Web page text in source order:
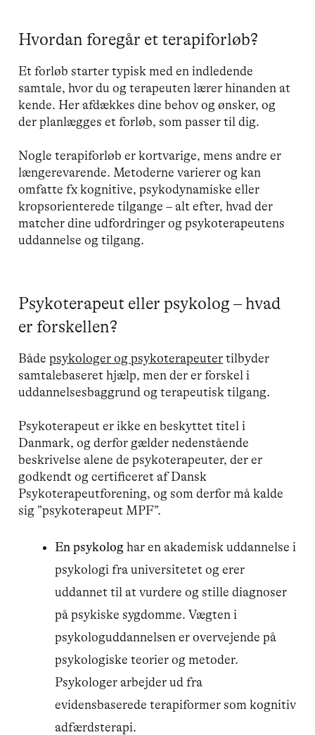
Hvordan foregår et terapiforløb?
Et forløb starter typisk med en indledende
samtale, hvor du og terapeuten lærer hinanden at
kende. Her afdækkes dine behov og ønsker, og
der planlægges et forløb, som passer til dig.
Nogle terapiforløb er kortvarige, mens andre er
længerevarende. Metoderne varierer og kan
omfatte fx kognitive, psykodynamiske eller
kropsorienterede tilgange – alt efter, hvad der
matcher dine udfordringer og psykoterapeutens
uddannelse og tilgang.
Psykoterapeut eller psykolog – hvad
er forskellen?
Bådepsykologer og psykoterapeuter tilbyder
samtalebaseret hjælp, men der er forskel i
uddannelsesbaggrund og terapeutisk tilgang.
Psykoterapeut er ikke en beskyttet titel i
Danmark, og derfor gælder nedenstående
beskrivelse alene de psykoterapeuter, der er
godkendt og certificeret af Dansk
Psykoterapeutforening, og som derfor må kalde
sig ”psykoterapeut MPF”.
En psykolog har en akademisk uddannelse i
psykologi fra universitetet og erer
uddannet til at vurdere og stille diagnoser
på psykiske sygdomme. Vægten i
psykologuddannelsen er overvejende på
psykologiske teorier og metoder.
Psykologer arbejder ud fra
evidensbaserede terapiformer som kognitiv
adfærdsterapi.